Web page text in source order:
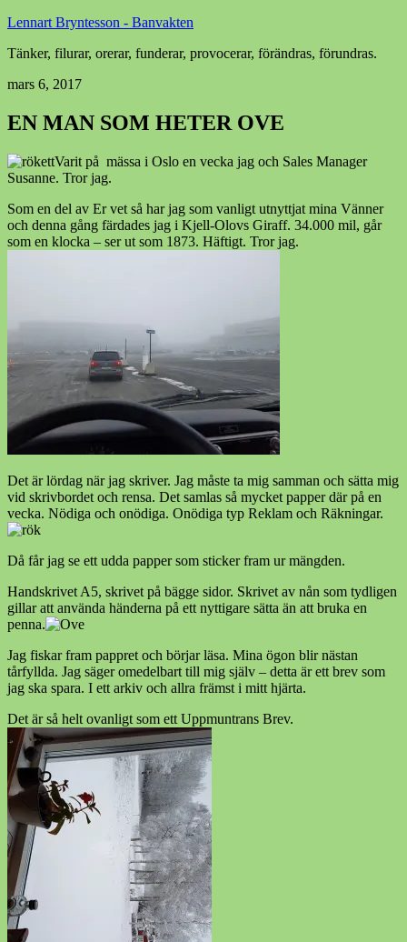
Lennart Bryntesson - Banvakten
Tänker, filurar, orerar, funderar, provocerar, förändras, förundras.
mars 6, 2017
EN MAN SOM HETER OVE
Varit på mässa i Oslo en vecka jag och Sales Manager
Susanne. Tror jag.
Som en del av Er vet så har jag som vanligt utnyttjat mina Vänner
och denna gång färdades jag i Kjell-Olovs Giraff. 34.000 mil, går
som en klocka – ser ut som 1873. Häftigt. Tror jag.
Det är lördag när jag skriver. Jag måste ta mig samman och sätta mig
vid skrivbordet och rensa. Det samlas så mycket papper där på en
vecka. Nödiga och onödiga. Onödiga typ Reklam och Räkningar.
Då får jag se ett udda papper som sticker fram ur mängden.
Handskrivet A5, skrivet på bägge sidor. Skrivet av nån som tydligen
gillar att använda händerna på ett nyttigare sätta än att bruka en
penna.
Jag fiskar fram pappret och börjar läsa. Mina ögon blir nästan
tårfyllda. Jag säger omedelbart till mig själv – detta är ett brev som
jag ska spara. I ett arkiv och allra främst i mitt hjärta.
Det är så helt ovanligt som ett Uppmuntrans Brev.